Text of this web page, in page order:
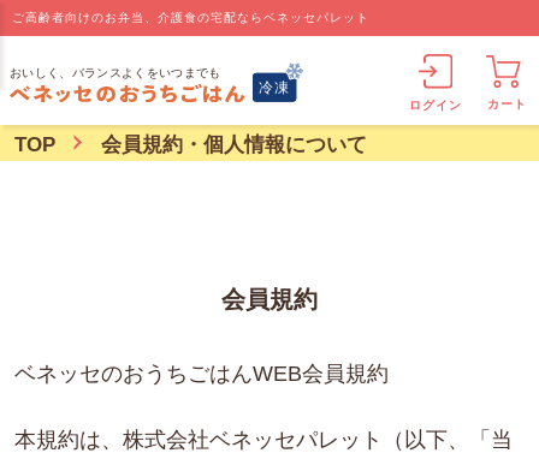
ご高齢者向けのお弁当、介護食の宅配ならベネッセパレット
ログイン カート
TOP 会員規約・個人情報について
会員規約
ベネッセのおうちごはんWEB会員規約
本規約は、株式会社ベネッセパレット（以下、「当